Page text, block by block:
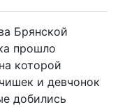
Брянской
прошло
которой
и девчонок
добились